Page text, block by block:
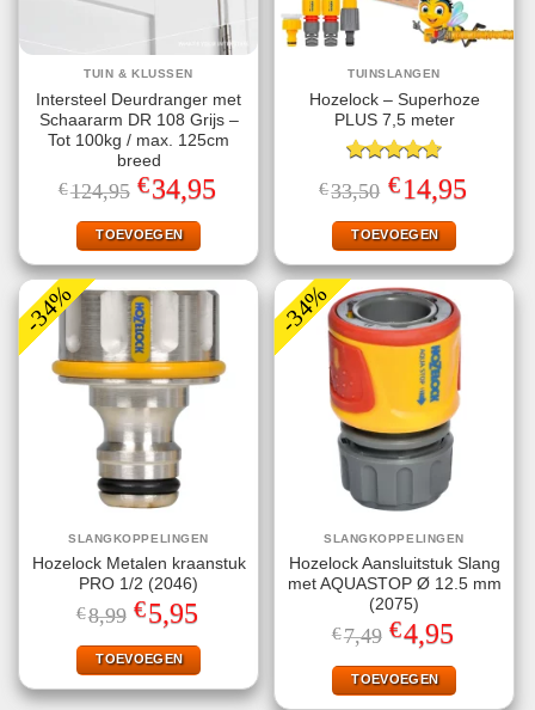
TUIN & KLUSSEN
Intersteel Deurdranger met
Schaararm DR 108 Grijs –
Tot 100kg / max. 125cm
breed
€124,95 Oorspronkelijke
prijs
was:
€124,95.
€34,95
TOEVOEGEN
TUINSLANGEN
Hozelock – Superhoze
PLUS 7,5 meter
Gewaardeerd
4.75uit 5
€33,50 Oorspronkelijke
prijs
was:
€33,50.
€14,95prijs
TOEVOEGEN
-34%
SLANGKOPPELINGEN
Hozelock Metalen kraanstuk
PRO 1/2 (2046)
€8,99 Oorspronkelijke
prijs
was:
€8,99.
€5,95
is:
€5,95.
TOEVOEGEN
-34%
SLANGKOPPELINGEN
Hozelock Aansluitstuk Slang
met AQUASTOP Ø 12.5 mm
(2075)
€7,49 Oorspronkelijke
prijs
was:
€7,49.
€4,95
is:
€4,95.
TOEVOEGEN